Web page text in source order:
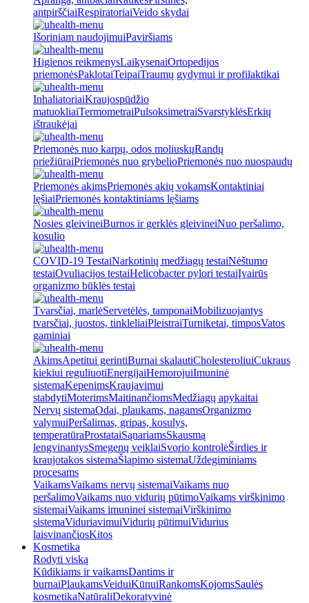
antpirščiaiRespiratoriaiVeido skydai
Išoriniam naudojimuiPaviršiams
Higienos reikmenysLaikysenaiOrtopedijos
priemonėsPaklotaiTeipaiTraumų gydymui ir profilaktikai
InhaliatoriaiKraujospūdžio
matuokliaiTermometraiPulsoksimetraiSvarstyklėsErkių
ištraukėjai
Priemonės nuo karpų, odos moliuskųRandų
priežiūraiPriemonės nuo grybelioPriemonės nuo nuospaudų
Priemonės akimsPriemonės akių vokamsKontaktiniai
lęšiaiPriemonės kontaktiniams lęšiams
Nosies gleivineiBurnos ir gerklės gleivineiNuo peršalimo,
kosulio
COVID-19 TestaiNarkotinių medžiagų testaiNėštumo
testaiOvuliacijos testaiHelicobacter pylori testaiĮvairūs
organizmo būklės testai
Tvarsčiai, marlėServetėlės, tamponaiMobilizuojantys
tvarsčiai, juostos, tinkleliaiPleistraiTurniketai, timposVatos
gaminiai
AkimsApetitui gerintiBurnai skalautiCholesteroliuiCukraus
kiekiui reguliuotiEnergijaiHemorojuiImuninė
sistemaKepenimsKraujavimui
stabdytiMoterimsMaitinančiomsMedžiagų apykaitai
Nervų sistemaOdai, plaukams, nagamsOrganizmo
valymuiPeršalimas, gripas, kosulys,
temperatūraProstataiSąnariamsSkausmą
lengvinantysSmegenų veiklaiSvorio kontrolėŠirdies ir
kraujotakos sistemaŠlapimo sistemaUždegiminiams
procesams
VaikamsVaikams nervų sistemaiVaikams nuo
peršalimoVaikams nuo vidurių pūtimoVaikams virškinimo
sistemaiVaikams imuninei sistemaiVirškinimo
sistemaViduriavimuiVidurių pūtimuiVidurius
laisvinančiosKitos
Kosmetika
Rodyti viską
Kūdikiams ir vaikamsDantims ir
burnaiPlaukamsVeiduiKūnuiRankomsKojomsSaulės
kosmetikaNatūraliDekoratyvinė